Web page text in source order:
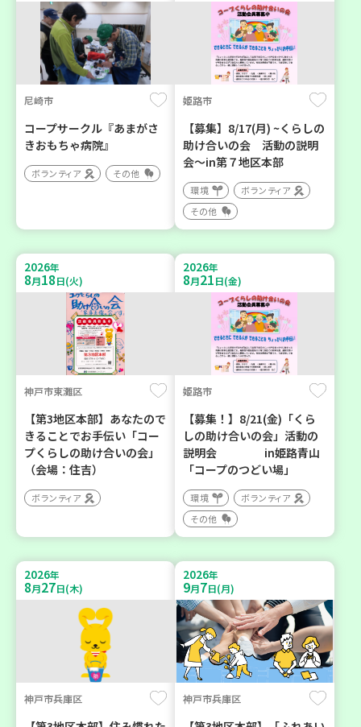
尼崎市
コープサークル『あまがさ
きおもちゃ病院』
ボランティア その他
姫路市
【募集】8/17(月) ~くらしの
助け合いの会 活動の説明
会～in第７地区本部
環境
ボランティア
その他
2026年
8月18日(火)
神戸市東灘区
【第3地区本部】あなたので
きることでお手伝い「コー
プくらしの助け合いの会」
（会場：住吉）
ボランティア
2026年
8月21日(金)
姫路市
【募集！】8/21(金)「くら
しの助け合いの会」活動の
説明会 in姫路青山
「コープのつどい場」
環境
ボランティア
その他
2026年
8月27日(木)
神戸市兵庫区
2026年
9月7日(月)
神戸市兵庫区